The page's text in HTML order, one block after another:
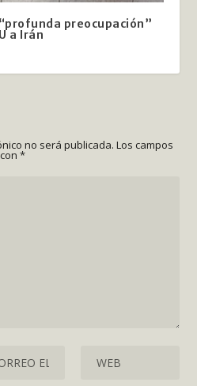
preocupación”
a Irán
no será publicada. Los campos
*